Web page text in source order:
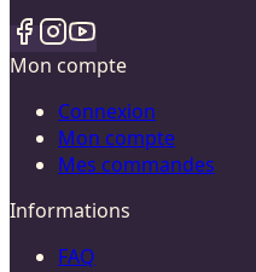
Mon compte
Connexion
Mon compte
Mes commandes
Informations
FAQ